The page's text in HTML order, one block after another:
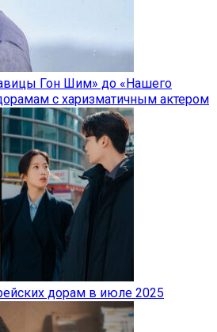
Гон Шим» до «Нашего
с харизматичным актером
дорам в июле 2025